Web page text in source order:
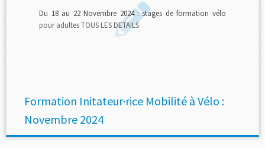
Du 18 au 22 Novembre 2024 : stages de formation vélo
pour adultes TOUS LES DETAILS
Formation Initateur·rice Mobilité à Vélo :
Novembre 2024